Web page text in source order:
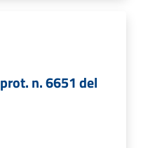
n. 6651 del